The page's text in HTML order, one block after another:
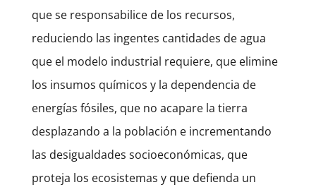
que se responsabilice de los recursos,
reduciendo las ingentes cantidades de agua
que el modelo industrial requiere, que elimine
los insumos químicos y la dependencia de
energías fósiles, que no acapare la tierra
desplazando a la población e incrementando
las desigualdades socioeconómicas, que
proteja los ecosistemas y que defienda un